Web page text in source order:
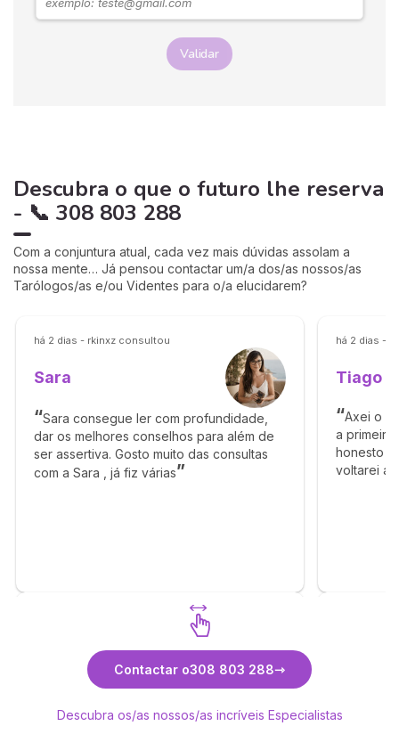
Validar
Descubra o que o futuro lhe reserva
- 📞 308 803 288
Com a conjuntura atual, cada vez mais dúvidas assolam a
nossa mente… Já pensou contactar um/a dos/as nossos/as
Tarólogos/as e/ou Videntes para o/a elucidarem?
há 2 dias - rkinxz consultou
Sara
Sara consegue ler com profundidade,
dar os melhores conselhos para além de
ser assertiva. Gosto muito das consultas
com a Sara , já fiz várias
há 2 dias -
Tiago
Axei o
a
honesto e
voltarei
Contactar o308 803 288
Descubra os/as nossos/as incríveis Especialistas